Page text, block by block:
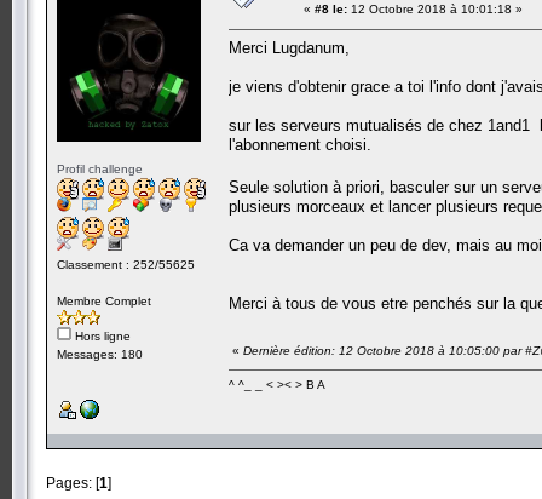
Profil challenge
Classement : 252/55625
Membre Complet
Hors ligne
Messages: 180
« #8 le: 12 Octobre 2018 à 10:01:18 »
Merci Lugdanum,
je viens d'obtenir grace a toi l'info dont
sur les serveurs mutualisés de chez
l'abonnement choisi.
Seule solution à priori, basculer sur un
plusieurs morceaux et lancer plusieurs
Ca va demander un peu de dev, mais au
Merci à tous de vous etre penchés sur la
« Dernière édition: 12 Octobre 2018 à 10:05:00 par
^ ^_ _ < >< > B A
Pages: [1]